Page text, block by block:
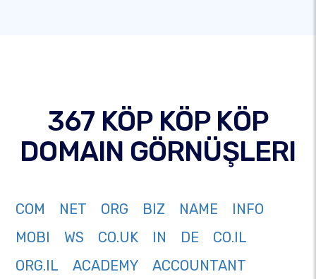
367 KÖP KÖP KÖP
DOMAIN GÖRNÜŞLERI
COM NET ORG BIZ NAME
INFO
MOBI
WS CO.UK IN DE
CO.IL
ORG.IL
ACADEMY
ACCOUNTANT